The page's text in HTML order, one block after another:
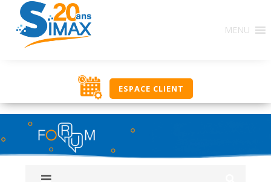
MENU
ESPACE CLIENT
Base de Connaissances : Ce regroupement de forums
constitue une source d’informations en rapport avec
l’utilisation des solutions SIMAX. Ici, classés par
réponses, procédures, savoir-faire pour vous aider
dans votre utilisation journalière. Si vous ne trouvez
pas une réponse à votre recherche, utilisez le groupe
‘Q&R Procédure et Dépannage’ pour poser votre
question. Bonne découverte, l’équipe NOUT.